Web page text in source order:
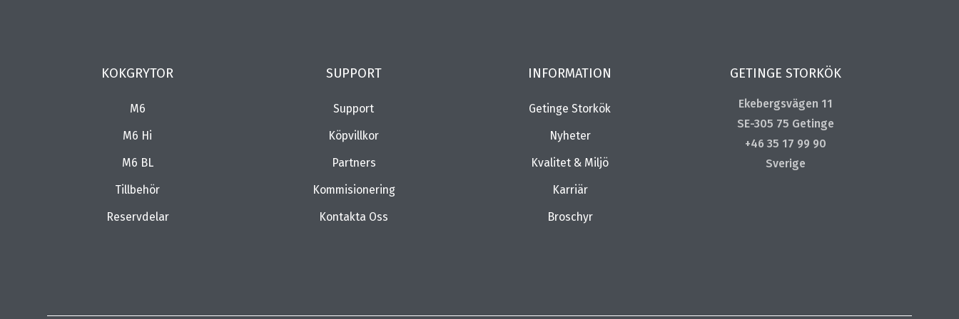
KOKGRYTOR
M6
M6 Hi
M6 BL
Tillbehör
Reservdelar
SUPPORT
Support
Köpvillkor
Partners
Kommisionering
Kontakta Oss
INFORMATION
Getinge Storkök
Nyheter
Kvalitet & Miljö
Karriär
Broschyr
GETINGE STORKÖK
Ekebergsvägen 11
SE-305 75 Getinge
+46 35 17 99 90
Sverige